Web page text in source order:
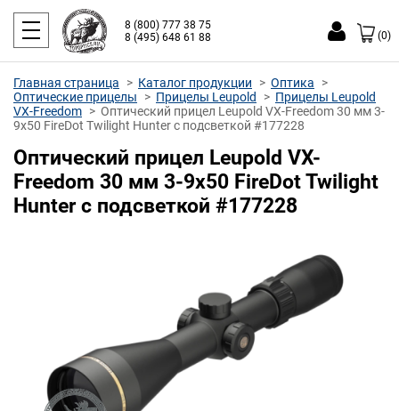
8 (800) 777 38 75
8 (495) 648 61 88
(0)
Главная страница Каталог продукции
Оптика
Оптические прицелы
Прицелы Leupold
Прицелы Leupold
VX-Freedom
Оптический прицел Leupold VX-Freedom 30 мм 3-
9x50 FireDot Twilight Hunter с подсветкой #177228
Оптический прицел Leupold VX-
Freedom 30 мм 3-9x50 FireDot Twilight
Hunter с подсветкой #177228